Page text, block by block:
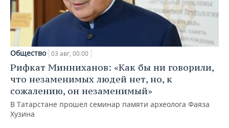
Общество 03 авг, 00:00
Рифкат Минниханов: «Как бы ни говорили,
что незаменимых людей нет, но, к
сожалению, он незаменимый»
В Татарстане прошел семинар памяти археолога Фаяза
Хузина